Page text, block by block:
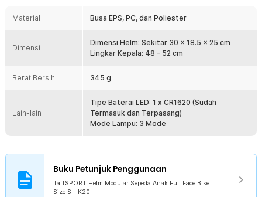
penggunaan helm menjadi lebih nyaman dan aman saat terjadi
Material Berkualitas
Helm ini menggunakan perpaduan material busa EPS, PC dan
penggunaan jangka panjang. Kombinasi ini tidak hanya menjamin
berbagai kondisi berkendara.
Lubang Ventilasi
Helm ini dilengkapi lubang ventilasi agar sirkulasi udara dapat
lembap, terutama untuk pemakaian berjam-jam. Ideal untuk anak-
sepanjang perjalanan.
Lampu Belakang
Material Busa EPS, PC, dan Poliester
Dimensi
Dimensi Helm: Sekitar 30 x 18.5 x 25 cm
Lingkar Kepala: 48 - 52 cm
Berat Bersih 345 g
Lain-lain
Tipe Baterai LED: 1 x CR1620 (Sudah
Termasuk dan Terpasang)
Mode Lampu: 3 Mode
Buku Petunjuk Penggunaan
TaffSPORT Helm Modular Sepeda Anak Full Face Bike
Size S - K20